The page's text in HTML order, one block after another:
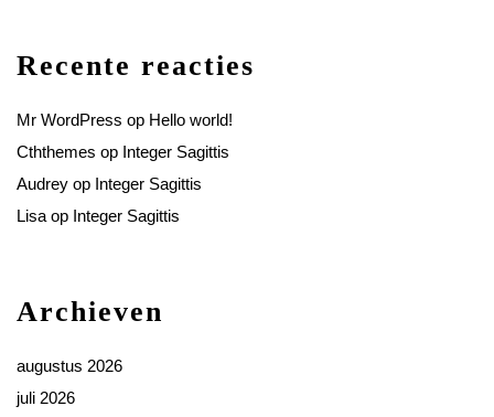
Recente reacties
Mr WordPress op Hello world!
Cththemes op Integer Sagittis
Audrey op Integer Sagittis
Lisa op Integer Sagittis
Archieven
augustus 2026
juli 2026